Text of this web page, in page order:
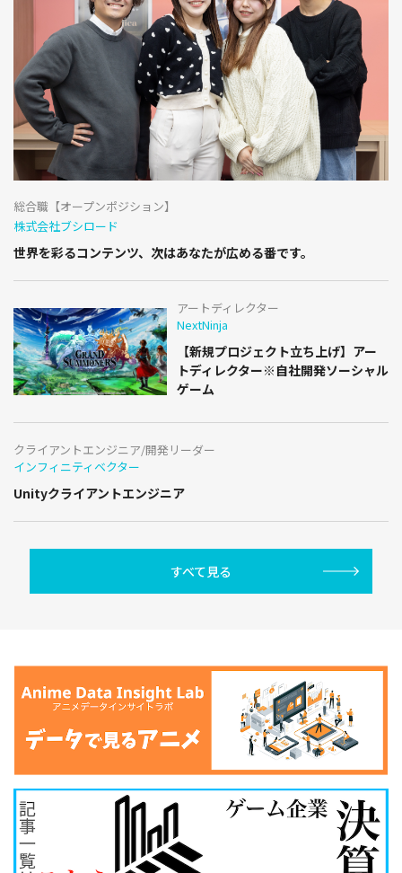
総合職【オープンポジション】
株式会社ブシロード
世界を彩るコンテンツ、次はあなたが広める番です。
アートディレクター
NextNinja
【新規プロジェクト立ち上げ】アー
トディレクター※自社開発ソーシャル
ゲーム
クライアントエンジニア/開発リーダー
インフィニティベクター
Unityクライアントエンジニア
すべて見る